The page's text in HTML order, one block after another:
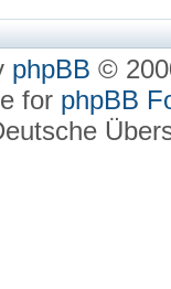
phpBB ©
for phpBB